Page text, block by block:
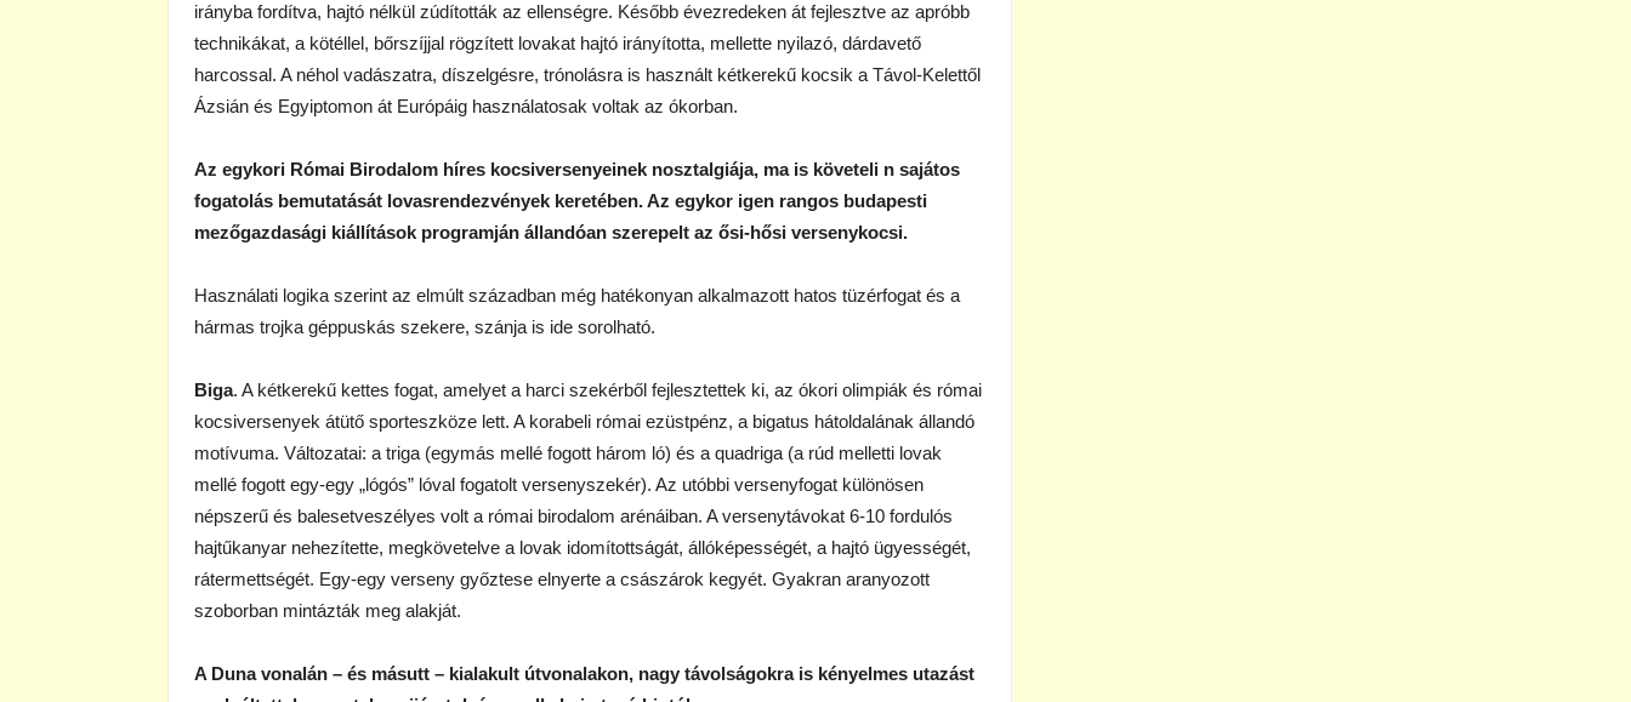
irányba fordítva, hajtó nélkül zúdították az ellenségre. Később évezredeken át fejlesztve az apróbb
technikákat, a kötéllel, bőrszíjjal rögzített lovakat hajtó irányította, mellette nyilazó, dárdavető
harcossal. A néhol vadászatra, díszelgésre, trónolásra is használt kétkerekű kocsik a Távol-Kelettől
Ázsián és Egyiptomon át Európáig használatosak voltak az ókorban.
Az egykori Római Birodalom híres kocsiversenyeinek nosztalgiája, ma is követeli n sajátos
fogatolás bemutatását lovasrendezvények keretében. Az egykor igen rangos budapesti
mezőgazdasági kiállítások programján állandóan szerepelt az ősi-hősi versenykocsi.
Használati logika szerint az elmúlt században még hatékonyan alkalmazott hatos tüzérfogat és a
hármas trojka géppuskás szekere, szánja is ide sorolható.
Biga. A kétkerekű kettes fogat, amelyet a harci szekérből fejlesztettek ki, az ókori olimpiák és római
kocsiversenyek átütő sporteszköze lett. A korabeli római ezüstpénz, a bigatus hátoldalának állandó
motívuma. Változatai: a triga (egymás mellé fogott három ló) és a quadriga (a rúd melletti lovak
mellé fogott egy-egy „lógós” lóval fogatolt versenyszekér). Az utóbbi versenyfogat különösen
népszerű és balesetveszélyes volt a római birodalom arénáiban. A versenytávokat 6-10 fordulós
hajtűkanyar nehezítette, megkövetelve a lovak idomítottságát, állóképességét, a hajtó ügyességét,
rátermettségét. Egy-egy verseny győztese elnyerte a császárok kegyét. Gyakran aranyozott
szoborban mintázták meg alakját.
A Duna vonalán – és másutt – kialakult útvonalakon, nagy távolságokra is kényelmes utazást